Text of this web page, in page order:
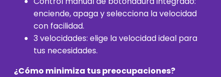
enciende, apaga y selecciona la velocidad
con facilidad.
3 velocidades: elige la velocidad ideal para
tus necesidades.
¿Cómo minimiza tus preocupaciones?